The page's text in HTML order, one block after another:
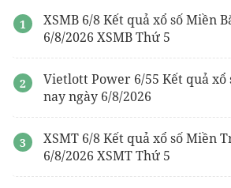
XSMB 6/8 Kết quả xổ số Miền
6/8/2026 XSMB Thứ 5
Vietlott Power 6/55 Kết quả
nay ngày 6/8/2026
XSMT 6/8 Kết quả xổ số Miền
6/8/2026 XSMT Thứ 5